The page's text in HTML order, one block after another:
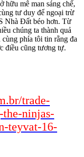
hữu mê man sáng chế,
tư duy để ngoại trừ
Nhà Đất béo hơn. Từ
chúng ta thành quả
phía tôi tin rằng đa
điều cũng tương tự.
trade-
the-ninjas-
teyvat-16-